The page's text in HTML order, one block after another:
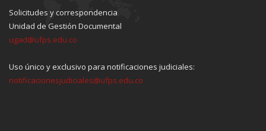
Solicitudes y correspondencia
Unidad de Gestión Documental
ugad@ufps.edu.co
Uso único y exclusivo para notificaciones judiciales:
notificacionesjudiciales@ufps.edu.co